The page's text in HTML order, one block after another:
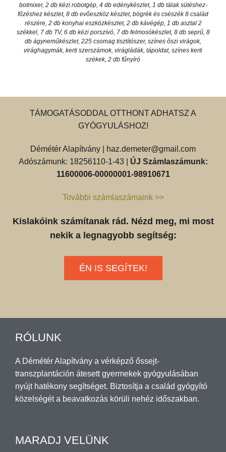
botmixer, 2 db kézi robotgép, 4 db edénykészlet, 1 db tálak sütéshez-
főzéshez készlet, 8 db evőeszköz készlet, bögrék és csészék 8 család
részére, 2 db konyhai eszközkészlet, 2 db kávégép, 1 db asztal 2
székkel, 7 db TV, 6 db kézi porszívó, 7 db felmosókészlet, 8 db seprű, 8
db ágyneműkészlet, 225 csomag tisztítószer, színes őszi virágok,
virághagymák, kerti szerszámok, virágládák, tápoldat, színes kerti
székek, 2 db fűnyíró
TÁMOGATÁSODDAL OTTHONT ADHATSZ A
GYÓGYULÁSHOZ!
Démétér Alapítvány |
haz.demeter@gmail.com
Adószámunk: 18256110-1-43 | ÚJ Számlaszámunk:
11600006-00000001-98910671
További számlaszámaink >>
Kislakóink számítanak rád. Nézd meg, mi most
nekik a legnagyobb segítség:
ÉN IS SEGÍTEK!
RÓLUNK
A Démétér Alapítvány a vérképző őssejt-
transzplantáción átesett gyermekek gyógyulásában
nyújt hatékony segítséget. Biztosítja a család gyógyító
közelségét a beavatkozás körüli nehéz időszakban.
MARADJ VELÜNK